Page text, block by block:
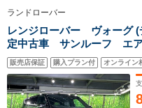
ランドローバー
レンジローバー ヴォーグ
定中古車 サンルーフ エ
MERIDIAN アダプティブ
トモニター 全席シートヒ
コントロール パドルシフ
販売店保証 購入プラン付 オンライン